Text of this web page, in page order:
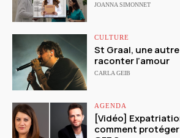
JOANNA SIMONNET
CULTURE
St Graal, une
raconter l’amour
CARLA GEIB
AGENDA
[Vidéo]
comment